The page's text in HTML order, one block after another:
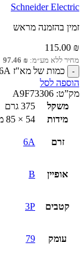
Schneider Electric
זמין בהזמנה מראש
115.00 ₪
מחיר ללא מע״מ: 97.46 ₪
כמות של מא"ז 3P iC60N 6A
הוספה לסל
מק”ט: A9F73306
משקל
375 גרם
מידות
54 × 85 מילימטרים
זרם 6A
אופיין B
קטבים 3P
עומק 79